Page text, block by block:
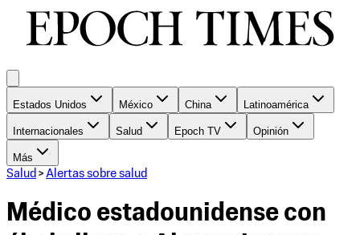
Estados Unidos México China Latinoamérica
Internacionales Salud Epoch TV Opinión
Más
Salud > Alertas sobre salud
Médico estadounidense con